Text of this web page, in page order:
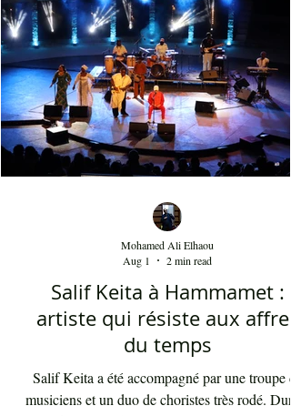
الذين جاؤوا من مشارب وبلدان مختلفة،
نذكر على سبيل المثال مغنياً من إسبانيا 'إسرا
وعازفاً من الصين وعازفي قيثار من فرنسا.
من خلال النغمات التي تأخذ بعداً وتوزيعاً
في بعض ردهات العرض وقد أبدع في هذه
النغما
Salif Keita à Hammamet :
artiste qui résiste aux affres
du temps
Mohamed Ali Elhaou
Aug 1
2 min read